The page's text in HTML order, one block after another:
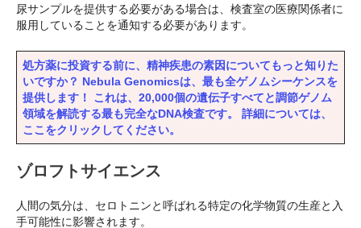
尿サンプルを提供する必要がある場合は、検査室の医療関係者に
服用していることを通知する必要があります。
処方薬に投資する前に、精神疾患の素因についてもっと知りた
いですか？ Nebula Genomicsは、最も全ゲノムシーケンスを
提供します！ これは、20,000個の遺伝子すべてと調節ゲノム
領域を解読する最も完全なDNA検査です。 詳細については、
ここをクリックしてください。
ゾロフトサイエンス
人間の気分は、セロトニンと呼ばれる特定の化学物質の生産と入
手可能性に影響されます。